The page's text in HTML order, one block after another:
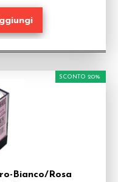
Bianco/Rosa
SCONTO 20%